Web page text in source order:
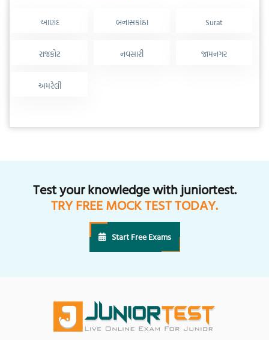
આણંદ બનાસકાંઠા Surat
રાજકોટ નવસારી જામનગર
અમરેલી
Test your knowledge with juniortest.
TRY FREE MOCK TEST TODAY.
Start Free Exams